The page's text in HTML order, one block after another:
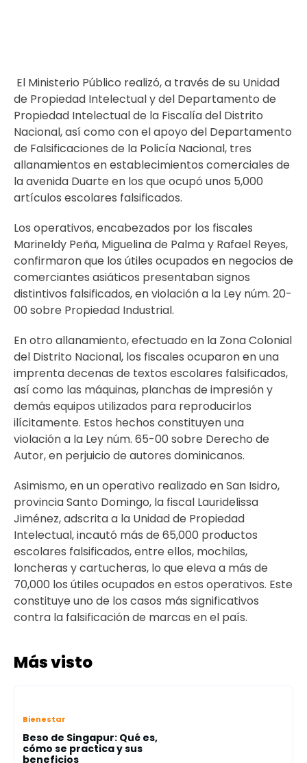
El Ministerio Público realizó, a través de su Unidad
de Propiedad Intelectual y del Departamento de
Propiedad Intelectual de la Fiscalía del Distrito
Nacional, así como con el apoyo del Departamento
de Falsificaciones de la Policía Nacional, tres
allanamientos en establecimientos comerciales de
la avenida Duarte en los que ocupó unos 5,000
artículos escolares falsificados.
Los operativos, encabezados por los fiscales
Marineldy Peña, Miguelina de Palma y Rafael Reyes,
confirmaron que los útiles ocupados en negocios de
comerciantes asiáticos presentaban signos
distintivos falsificados, en violación a la Ley núm. 20-
00 sobre Propiedad Industrial.
En otro allanamiento, efectuado en la Zona Colonial
del Distrito Nacional, los fiscales ocuparon en una
imprenta decenas de textos escolares falsificados,
así como las máquinas, planchas de impresión y
demás equipos utilizados para reproducirlos
ilícitamente. Estos hechos constituyen una
violación a la Ley núm. 65-00 sobre Derecho de
Autor, en perjuicio de autores dominicanos.
Asimismo, en un operativo realizado en San Isidro,
provincia Santo Domingo, la fiscal Lauridelissa
Jiménez, adscrita a la Unidad de Propiedad
Intelectual, incautó más de 65,000 productos
escolares falsificados, entre ellos, mochilas,
loncheras y cartucheras, lo que eleva a más de
70,000 los útiles ocupados en estos operativos. Este
constituye uno de los casos más significativos
contra la falsificación de marcas en el país.
Más visto
Bienestar
Beso de Singapur: Qué es,
cómo se practica y sus
beneficios